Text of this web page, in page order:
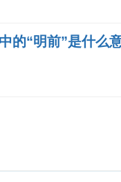
的“明前”是什么